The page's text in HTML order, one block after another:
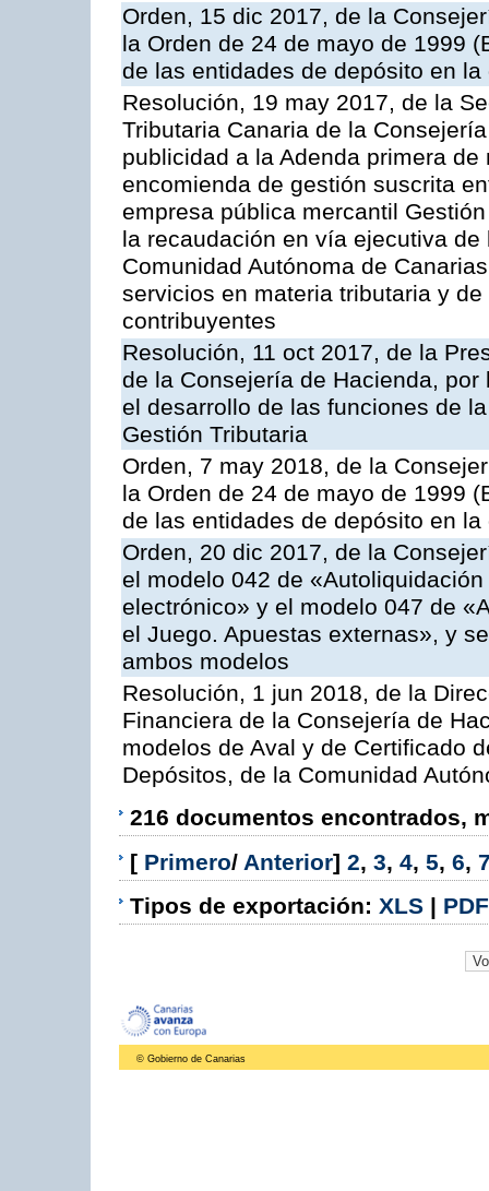
Orden, 15 dic 2017, de la
la Orden de 24 de mayo de 1999
de las entidades de depósito en
Resolución, 19 may 2017, de la
Tributaria Canaria de la
publicidad a la Adenda primera
encomienda de gestión suscrita
empresa pública mercantil
la recaudación en vía ejecutiva
Comunidad Autónoma de
servicios en materia tributaria y
contribuyentes
Resolución, 11 oct 2017, de la
de la Consejería de Hacienda,
el desarrollo de las funciones de
Gestión Tributaria
Orden, 7 may 2018, de la
la Orden de 24 de mayo de 1999
de las entidades de depósito en
Orden, 20 dic 2017, de la
el modelo 042 de
electrónico» y el modelo 047 de
el Juego. Apuestas externas», y
ambos modelos
Resolución, 1 jun 2018, de la
Financiera de la Consejería de
modelos de Aval y de Certificado
Depósitos, de la Comunidad
216 documentos encontrados,
[ Primero/ Anterior] 2, 3, 4, 5, 6,
Tipos de exportación: XLS | PDF
© Gobierno de Canarias